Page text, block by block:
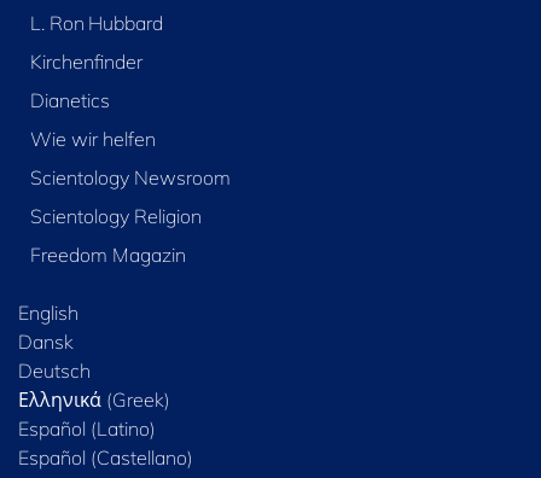
L. Ron Hubbard
Kirchenfinder
Dianetics
Wie wir helfen
Scientology Newsroom
Scientology Religion
Freedom Magazin
English
Dansk
Deutsch
Ελληνικά (Greek)
Español (Latino)
Español (Castellano)